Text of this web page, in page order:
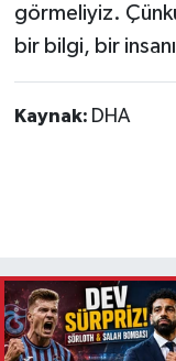
görmeliyiz.
bir bilgi, bir
Kaynak: DHA